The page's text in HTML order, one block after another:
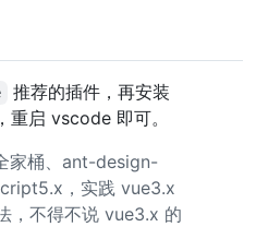
推荐的插件，再安装
，重启 vscode 即可。
家桶、ant-design-
，实践 vue3.x
，不得不说 vue3.x 的